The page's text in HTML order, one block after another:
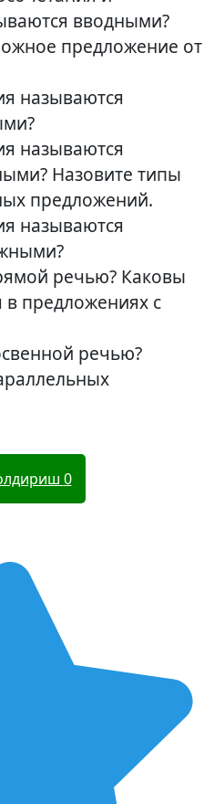
вводными?
предложение от
называются
называются
Назовите типы
предложений.
называются
речью? Каковы
предложениях с
речью?
0